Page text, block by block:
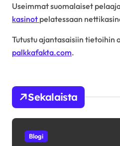
Useimmat suomalaiset
kasinot pelatessaan
Tutustu ajantasaisiin tietoihin
palkkafakta.com.
Sekalaista
Blogi